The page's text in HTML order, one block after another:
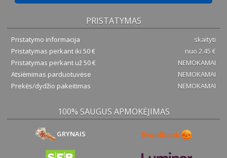
PRISTATYMAS
Pristatymo informacija
skaityti
Pristatymas perkant iki 50 €
nuo 2.45 €
Pristatymas perkant už 50 €
NEMOKAMAI
Atsiėmimas parduotuvėse
NEMOKAMAI
Prekės/dydžio pakeitimas
NEMOKAMAI
100% SAUGUS APMOKĖJIMAS
GRYNAIS